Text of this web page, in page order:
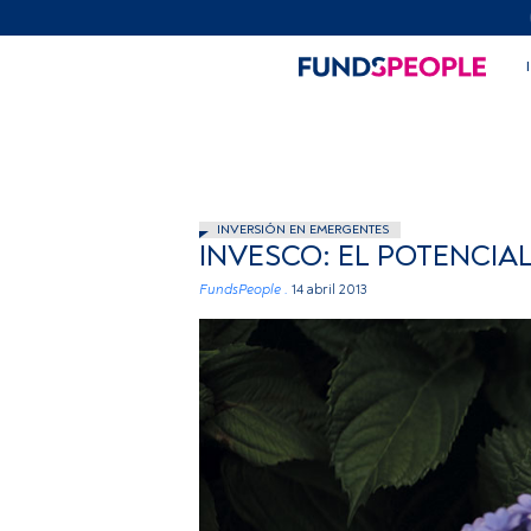
INVERSIÓN EN EMERGENTES
INVESCO: EL
FundsPeople . 14 abril 2013